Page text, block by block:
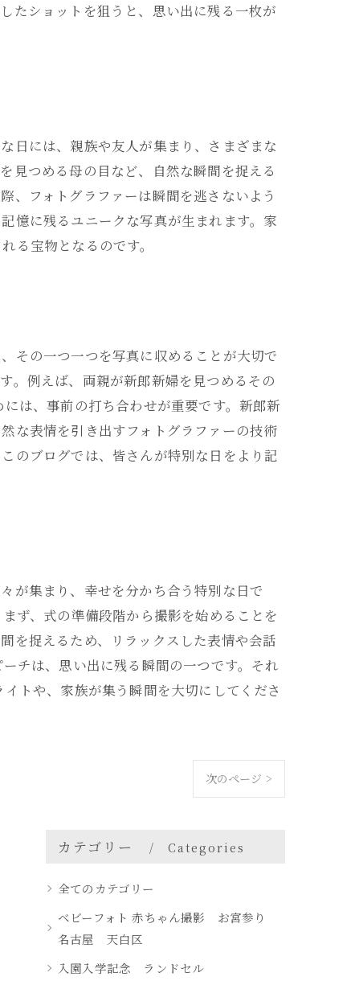
たショットを狙うと、思い出に残る一枚が
日には、親族や友人が集まり、さまざまな
見つめる母の目など、自然な瞬間を捉える
、フォトグラファーは瞬間を逃さないよう
憶に残るユニークな写真が生まれます。家
る宝物となるのです。
その一つ一つを写真に収めることが大切で
。例えば、両親が新郎新婦を見つめるその
は、事前の打ち合わせが重要です。新郎新
な表情を引き出すフォトグラファーの技術
のブログでは、皆さんが特別な日をより記
が集まり、幸せを分かち合う特別な日で
ず、式の準備段階から撮影を始めることを
を捉えるため、リラックスした表情や会話
チは、思い出に残る瞬間の一つです。それ
トや、家族が集う瞬間を大切にしてくださ
次のページ >
カテゴリー Categories
全てのカテゴリー
ベビーフォト 赤ちゃん撮影 お宮参り
名古屋 天白区
入園入学記念 ランドセル